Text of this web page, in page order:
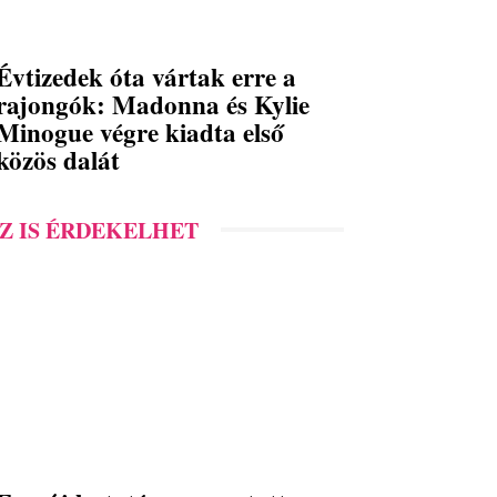
óta vártak erre a
Madonna és Kylie
végre kiadta első
dalát
IS ÉRDEKELHET